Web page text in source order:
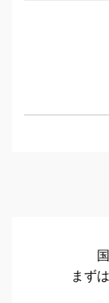
まず